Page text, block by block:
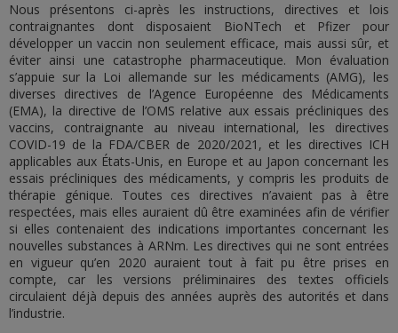
Nous présentons ci-après les instructions, directives et lois
contraignantes dont disposaient BioNTech et Pfizer pour
développer un vaccin non seulement efficace, mais aussi sûr, et
éviter ainsi une catastrophe pharmaceutique. Mon évaluation
s’appuie sur la Loi allemande sur les médicaments (AMG), les
diverses directives de l’Agence Européenne des Médicaments
(EMA), la directive de l’OMS relative aux essais précliniques des
vaccins, contraignante au niveau international, les directives
COVID-19 de la FDA/CBER de 2020/2021, et les directives ICH
applicables aux États-Unis, en Europe et au Japon concernant les
essais précliniques des médicaments, y compris les produits de
thérapie génique. Toutes ces directives n’avaient pas à être
respectées, mais elles auraient dû être examinées afin de vérifier
si elles contenaient des indications importantes concernant les
nouvelles substances à ARNm. Les directives qui ne sont entrées
en vigueur qu’en 2020 auraient tout à fait pu être prises en
compte, car les versions préliminaires des textes officiels
circulaient déjà depuis des années auprès des autorités et dans
l’industrie.